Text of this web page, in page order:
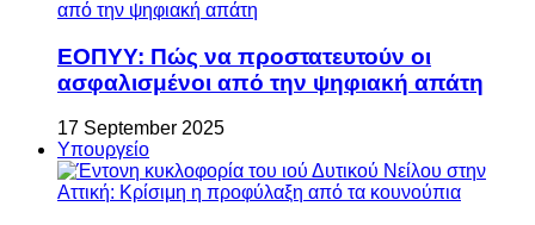
ΕΟΠΥΥ: Πώς να προστατευτούν οι
ασφαλισμένοι από την ψηφιακή απάτη
17 September 2025
Υπουργείο